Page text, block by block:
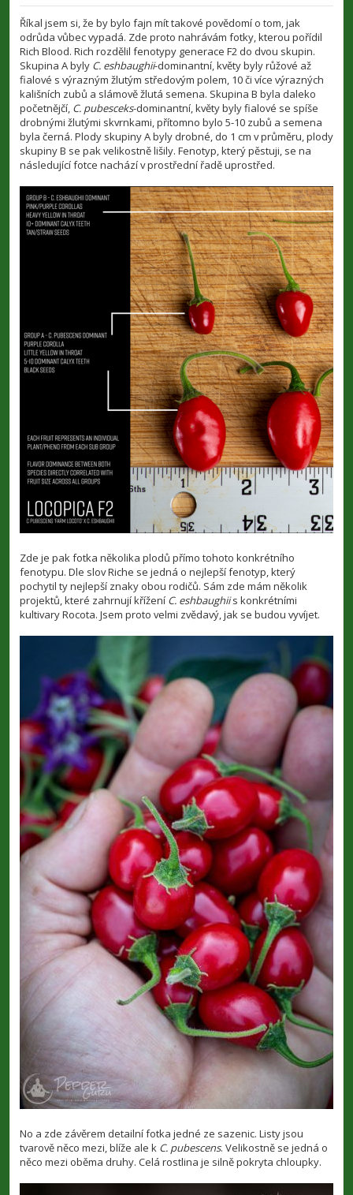
ř
í
s
p
ě
v
e
k
Říkal jsem si, že by bylo fajn mít takové povědomí o tom, jak
odrůda vůbec vypadá. Zde proto nahrávám fotky, kterou pořídil
Rich Blood. Rich rozdělil fenotypy generace F2 do dvou skupin.
Skupina A byly C. eshbaughii-dominantní, květy byly růžové až
fialové s výrazným žlutým středovým polem, 10 či více výrazných
kališních zubů a slámově žlutá semena. Skupina B byla daleko
početnějčí, C. pubesceks-dominantní, květy byly fialové se spíše
drobnými žlutými skvrnkami, přítomno bylo 5-10 zubů a semena
byla černá. Plody skupiny A byly drobné, do 1 cm v průměru, plody
skupiny B se pak velikostně lišily. Fenotyp, který pěstuji, se na
následující fotce nachází v prostřední řadě uprostřed.
Zde je pak fotka několika plodů přímo tohoto konkrétního
fenotypu. Dle slov Riche se jedná o nejlepší fenotyp, který
pochytil ty nejlepší znaky obou rodičů. Sám zde mám několik
projektů, které zahrnují křížení C. eshbaughiis konkrétními
kultivary Rocota. Jsem proto velmi zvědavý, jak se budou vyvíjet.
No a zde závěrem detailní fotka jedné ze sazenic. Listy jsou
tvarově něco mezi, blíže ale k C. pubescens. Velikostně se jedná o
něco mezi oběma druhy. Celá rostlina je silně pokryta chloupky.